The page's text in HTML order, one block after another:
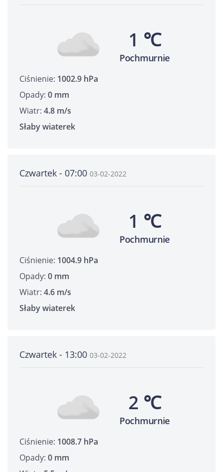
1 ℃
Pochmurnie
Ciśnienie: 1002.9 hPa
Opady: 0 mm
Wiatr: 4.8 m/s
Słaby wiaterek
Czwartek - 07:00 03-02-2022
1 ℃
Pochmurnie
Ciśnienie: 1004.9 hPa
Opady: 0 mm
Wiatr: 4.6 m/s
Słaby wiaterek
Czwartek - 13:00 03-02-2022
2 ℃
Pochmurnie
Ciśnienie: 1008.7 hPa
Opady: 0 mm